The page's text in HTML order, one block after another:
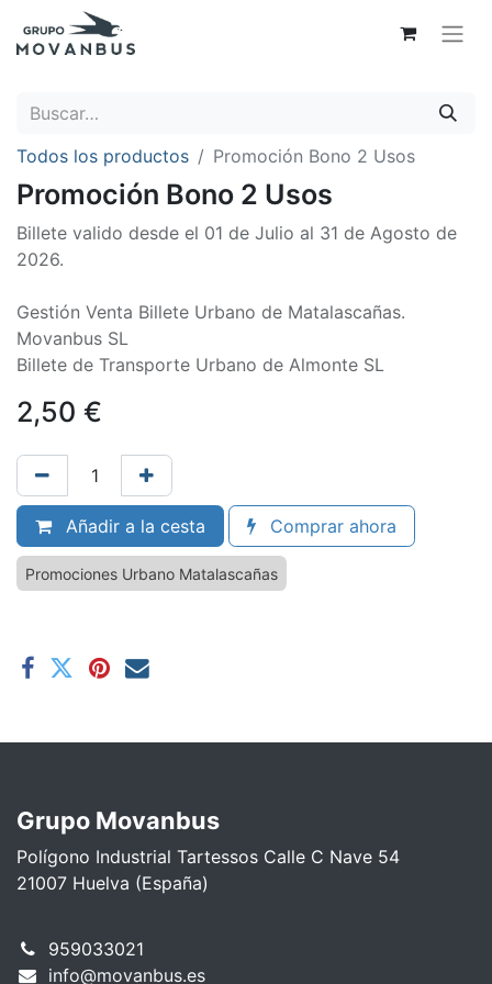
Todos los productos Promoción Bono 2 Usos
Promoción Bono 2 Usos
Billete valido desde el 01 de Julio al 31 de Agosto de
2026.
Gestión Venta Billete Urbano de Matalascañas.
Movanbus SL
Billete de Transporte Urbano de Almonte SL
2,50 €
Añadir a la cesta Comprar ahora
Promociones Urbano Matalascañas
Grupo Movanbus
Polígono Industrial Tartessos Calle C Nave 54
21007 Huelva (España)
959033021
info@movanbus.es